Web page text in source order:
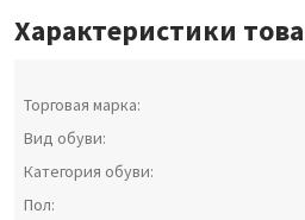
Характеристики
Торговая марка:
Вид обуви:
Категория обуви:
Пол: